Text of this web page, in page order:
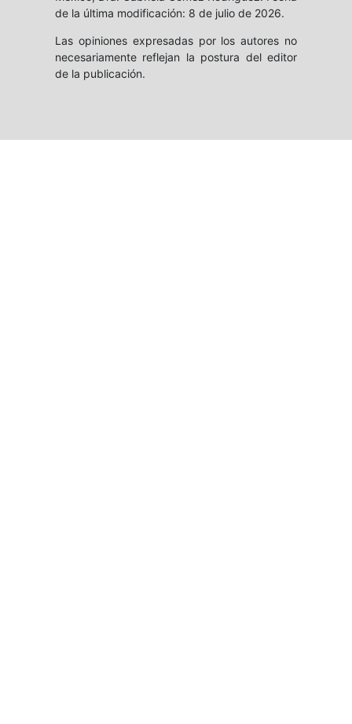
de la última modificación: 8 de julio de 2026.
Las opiniones expresadas por los autores no
necesariamente reflejan la postura del editor
de la publicación.